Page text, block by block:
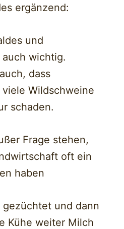
ergänzend:
und
wichtig.
dass
Wildschweine
schaden.
Frage stehen,
oft ein
haben
gezüchtet und dann
Kühe weiter Milch